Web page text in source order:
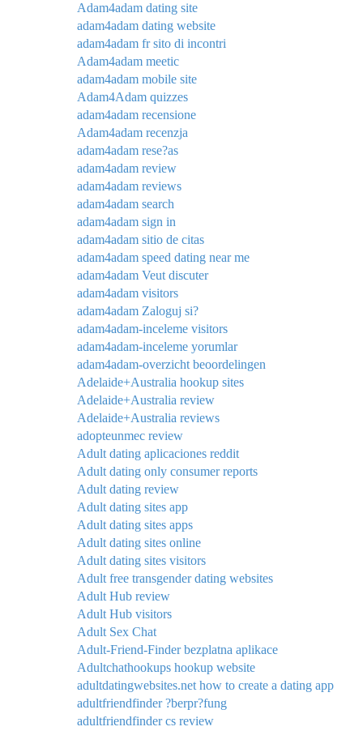
Adam4adam dating site
adam4adam dating website
adam4adam fr sito di incontri
Adam4adam meetic
adam4adam mobile site
Adam4Adam quizzes
adam4adam recensione
Adam4adam recenzja
adam4adam rese?as
adam4adam review
adam4adam reviews
adam4adam search
adam4adam sign in
adam4adam sitio de citas
adam4adam speed dating near me
adam4adam Veut discuter
adam4adam visitors
adam4adam Zaloguj si?
adam4adam-inceleme visitors
adam4adam-inceleme yorumlar
adam4adam-overzicht beoordelingen
Adelaide+Australia hookup sites
Adelaide+Australia review
Adelaide+Australia reviews
adopteunmec review
Adult dating aplicaciones reddit
Adult dating only consumer reports
Adult dating review
Adult dating sites app
Adult dating sites apps
Adult dating sites online
Adult dating sites visitors
Adult free transgender dating websites
Adult Hub review
Adult Hub visitors
Adult Sex Chat
Adult-Friend-Finder bezplatna aplikace
Adultchathookups hookup website
adultdatingwebsites.net how to create a dating app
adultfriendfinder ?berpr?fung
adultfriendfinder cs review